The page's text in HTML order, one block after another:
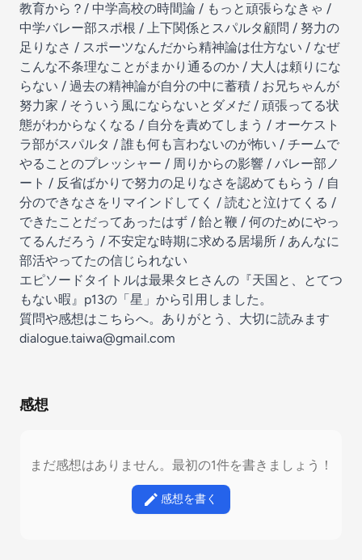
教育から？/ 中学高校の時間論 / もっと頑張らなきゃ /
中学バレー部スポ根 / 上下関係とスパルタ顧問 / 努力の
足りなさ / スポーツなんだから精神論は仕方ない / なぜ
こんな不条理なことがまかり通るのか / 大人は頼りにな
らない / 過去の精神論が自分の中に蓄積 / お兄ちゃんが
努力家 / そういう風にならないとダメだ / 頑張ってる状
態がわからなくなる / 自分を責めてしまう / オーケスト
ラ部がスパルタ / 誰も何も言わないのが怖い / チームで
やることのプレッシャー / 周りからの影響 / バレー部ノ
ート / 反省ばかりで努力の足りなさを認めてもらう / 自
分のできなさをリマインドしてく / 読むと泣けてくる /
できたことだってあったはず / 飴と鞭 / 何のためにやっ
てるんだろう / 不安定な時期に求める居場所 / あんなに
部活やってたの信じられない
エピソードタイトルは最果タヒさんの『天国と、とてつ
もない暇』p13の「星」から引用しました。
質問や感想はこちらへ。ありがとう、大切に読みます
dialogue.taiwa@gmail.com
感想
まだ感想はありません。最初の1件を書きましょう！
感想を書く